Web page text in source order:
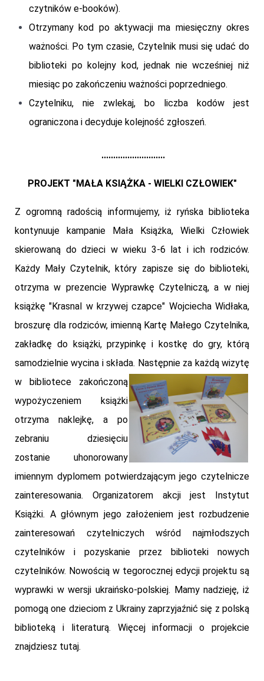
czytników e-booków).
Otrzymany kod po aktywacji ma miesięczny okres
ważności. Po tym czasie, Czytelnik musi się udać do
biblioteki po kolejny kod, jednak nie wcześniej niż
miesiąc po zakończeniu ważności poprzedniego.
Czytelniku, nie zwlekaj, bo liczba kodów jest
ograniczona i decyduje kolejność zgłoszeń.
...........................
PROJEKT "MAŁA KSIĄŻKA - WIELKI CZŁOWIEK"
Z ogromną radością informujemy, iż ryńska biblioteka
kontynuuje kampanie Mała Książka, Wielki Człowiek
skierowaną do dzieci w wieku 3-6 lat i ich rodziców.
Każdy Mały Czytelnik, który zapisze się do biblioteki,
otrzyma w prezencie Wyprawkę Czytelniczą, a w niej
książkę "Krasnal w krzywej czapce" Wojciecha Widłaka,
broszurę dla rodziców, imienną Kartę Małego Czytelnika,
zakładkę do książki, przypinkę i kostkę do gry, którą
samodzielnie wycina i składa. Następnie za każdą wizytę
w bibliotece zakończoną
wypożyczeniem książki
otrzyma naklejkę, a po
zebraniu dziesięciu
zostanie uhonorowany
imiennym dyplomem potwierdzającym jego czytelnicze
zainteresowania. Organizatorem akcji jest Instytut
Książki. A głównym jego założeniem jest rozbudzenie
zainteresowań czytelniczych wśród najmłodszych
czytelników i pozyskanie przez biblioteki nowych
czytelników. Nowością w tegorocznej edycji projektu są
wyprawki w wersji ukraińsko-polskiej. Mamy nadzieję, iż
pomogą one dzieciom z Ukrainy zaprzyjaźnić się z polską
biblioteką i literaturą. Więcej informacji o projekcie
znajdziesz tutaj.